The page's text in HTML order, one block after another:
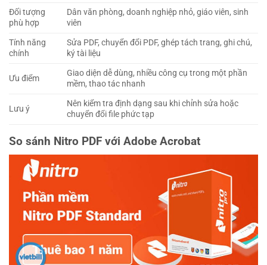
Đối tượng
phù hợp
Dân văn phòng, doanh nghiệp nhỏ, giáo viên, sinh
viên
Tính năng
chính
Sửa PDF, chuyển đổi PDF, ghép tách trang, ghi chú,
ký tài liệu
Ưu điểm
Giao diện dễ dùng, nhiều công cụ trong một phần
mềm, thao tác nhanh
Lưu ý
Nên kiểm tra định dạng sau khi chỉnh sửa hoặc
chuyển đổi file phức tạp
So sánh Nitro PDF với Adobe Acrobat